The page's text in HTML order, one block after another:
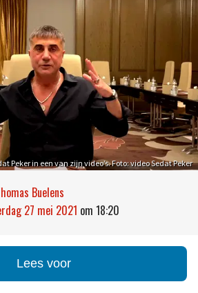
Peker in een van zijn video’s. Foto: video Sedat Peker
Buelens
27 mei 2021 om 18:20
Lees voor